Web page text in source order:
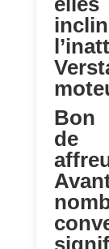
Bon
de